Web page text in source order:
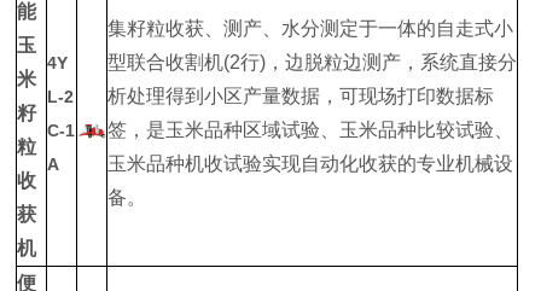
能
玉
米
籽
粒
收
获
机
4Y
L-2
C-1
A
集籽粒收获、测产、水分测定于一体的自走式小
型联合收割机(2行)，边脱粒边测产，系统直接分
析处理得到小区产量数据，可现场打印数据标
签，是玉米品种区域试验、玉米品种比较试验、
玉米品种机收试验实现自动化收获的专业机械设
备。
便